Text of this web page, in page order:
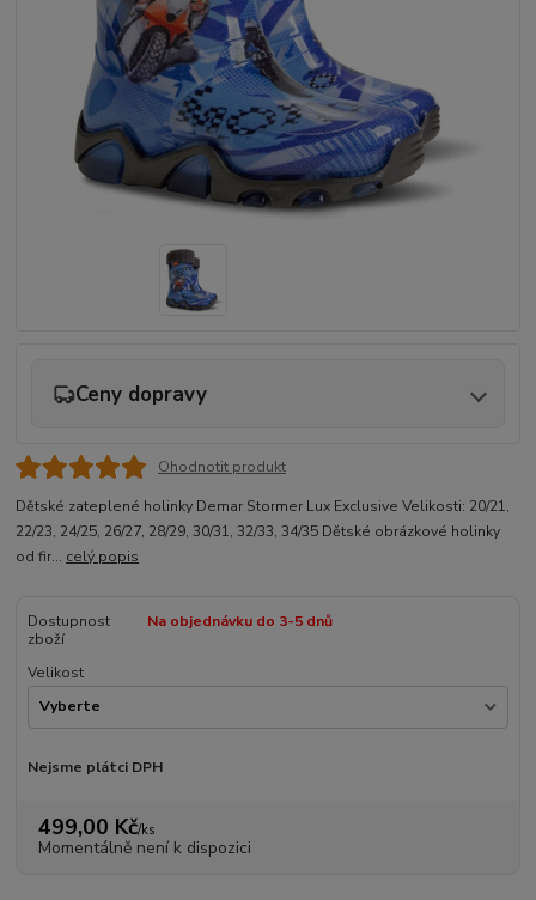
Ceny dopravy
Ohodnotit produkt
Dětské zateplené holinky Demar Stormer Lux Exclusive Velikosti: 20/21,
22/23, 24/25, 26/27, 28/29, 30/31, 32/33, 34/35 Dětské obrázkové holinky
od fir... celý popis
Dostupnost
zboží
Na objednávku do 3-5 dnů
Velikost
Nejsme plátci DPH
499,00 Kč/ks
Momentálně není k dispozici